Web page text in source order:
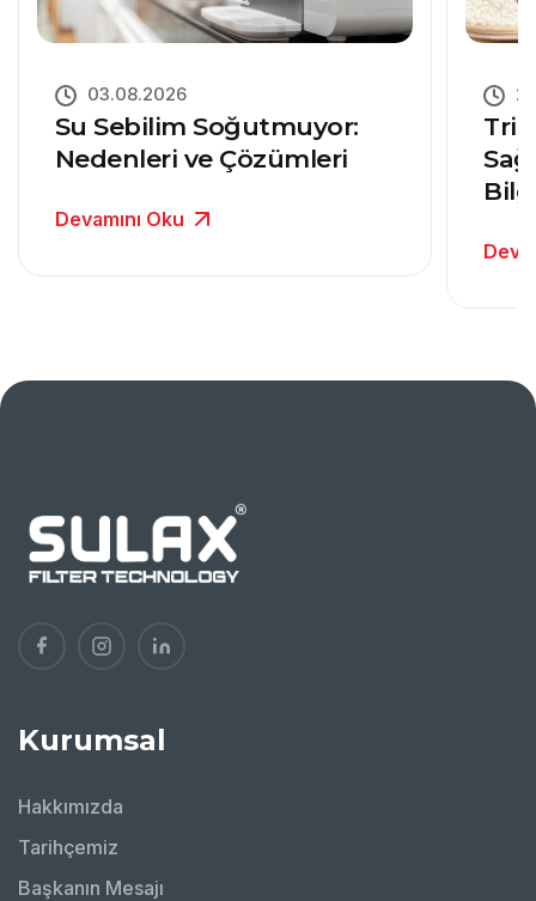
03.08.2026
Su Sebilim Soğutmuyor:
Nedenleri ve Çözümleri
Devamını Oku
Kurumsal
Hakkımızda
Tarihçemiz
Başkanın Mesajı